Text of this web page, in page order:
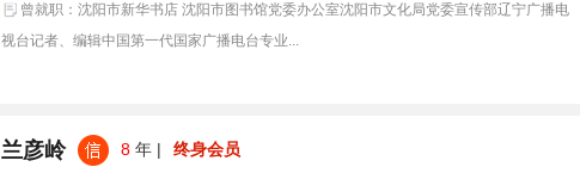
曾就职：沈阳市新华书店 沈阳市图书馆党委办公室沈阳市文化局党委宣传部辽宁广播电
视台记者、编辑中国第一代国家广播电台专业...
兰彦岭 8年 | 终身会员